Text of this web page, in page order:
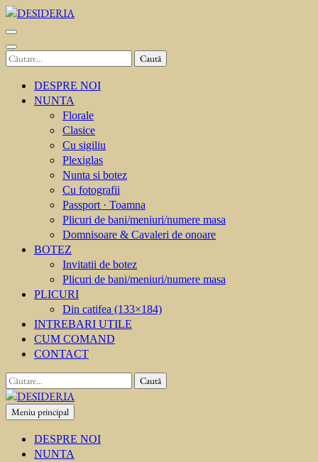
Sari
la
conținut
(apasă
Caută
DESPRE NOI
NUNTA
Florale
Clasice
Cu sigiliu
Plexiglas
Nunta si botez
Cu fotografii
Passport · Toamna
Plicuri de bani/meniuri/numere masa
Domnisoare & Cavaleri de onoare
BOTEZ
Invitatii de botez
Plicuri de bani/meniuri/numere masa
PLICURI
Din catifea (133×184)
INTREBARI UTILE
CUM COMAND
CONTACT
Caută
după:
DESIDERIA
Creator de invitati
Meniu principal
DESPRE NOI
NUNTA